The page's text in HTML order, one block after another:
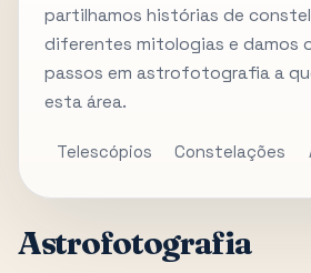
partilhamos histórias de
diferentes mitologias e damos
passos em astrofotografia a
esta área.
Telescópios Constelações
Astrofotografia